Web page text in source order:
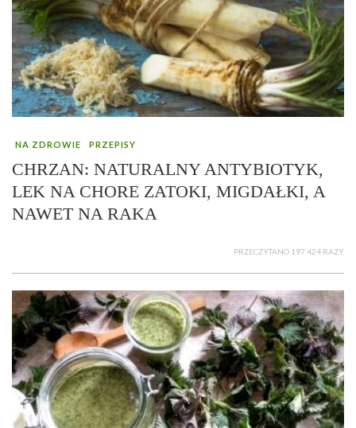
NA ZDROWIE PRZEPISY
CHRZAN: NATURALNY ANTYBIOTYK,
LEK NA CHORE ZATOKI, MIGDAŁKI, A
NAWET NA RAKA
PRZECZYTANO 197 424 RAZY